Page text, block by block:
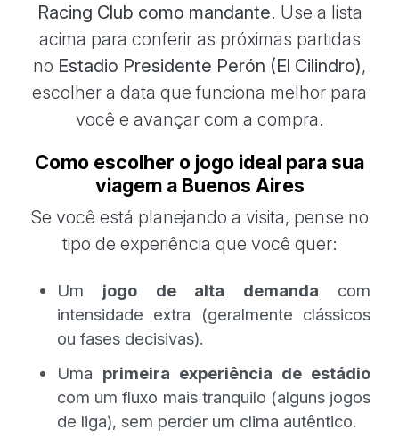
Racing Club como mandante. Use a lista
acima para conferir as próximas partidas
no Estadio Presidente Perón (El Cilindro),
escolher a data que funciona melhor para
você e avançar com a compra.
Como escolher o jogo ideal para sua
viagem a Buenos Aires
Se você está planejando a visita, pense no
tipo de experiência que você quer:
Um jogo de alta demanda com
intensidade extra (geralmente clássicos
ou fases decisivas).
Uma primeira experiência de estádio
com um fluxo mais tranquilo (alguns jogos
de liga), sem perder um clima autêntico.